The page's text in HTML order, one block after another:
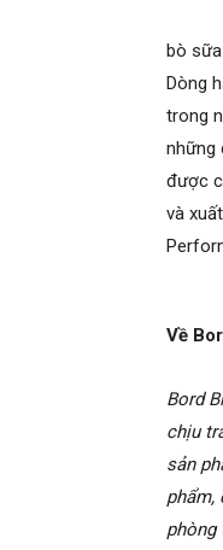
bò
Dòng
trong
những
được
và
Về
Bord
chịu
sản
phẩm,
phòng